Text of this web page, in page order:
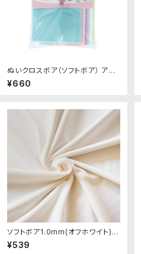
ぬいクロスボア（ソフトボア） アソ
ートセット（パステルカラー）｜清原
株式会社
¥660
ソフトボア1.0mm(オフホワイト)S
SB112 ぬいぐるみ用短毛ボア生地
20cm
¥539